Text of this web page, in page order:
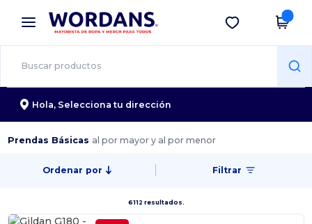
× App de Wordans
¡Mejores precios en app!
Descargar app
Hola, Selecciona tu dirección
Prendas Básicas al por mayor y al por menor
Ordenar por Filtrar
6112 resultados.